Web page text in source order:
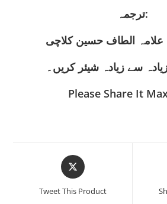
ترجمہ:
علامہ الطاف حسین کلاچی
سے زیادہ شیئر کریں۔
Please Share It
Opens
in
new
Tweet This Product